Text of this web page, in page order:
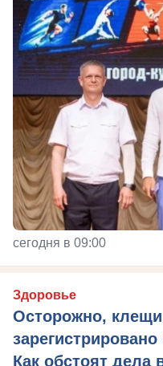
сегодня в 09:00
Здоровье
Осторожно,
Как обстоят дела